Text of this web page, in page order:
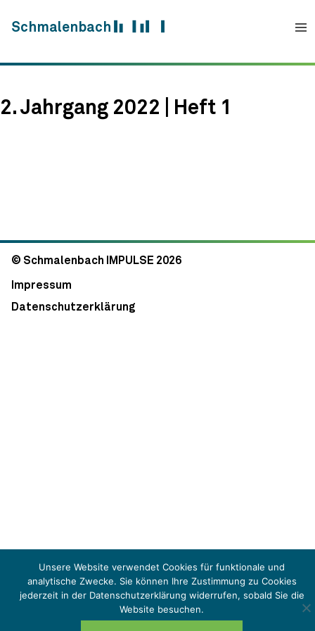
Schmalenbach
2. Jahrgang 2022 | Heft 1
© Schmalenbach IMPULSE 2026
Impressum
Datenschutzerklärung
Unsere Website verwendet Cookies für funktionale und
analytische Zwecke. Sie können Ihre Zustimmung zu Cookies
jederzeit in der Datenschutzerklärung widerrufen, sobald Sie die
Website besuchen.